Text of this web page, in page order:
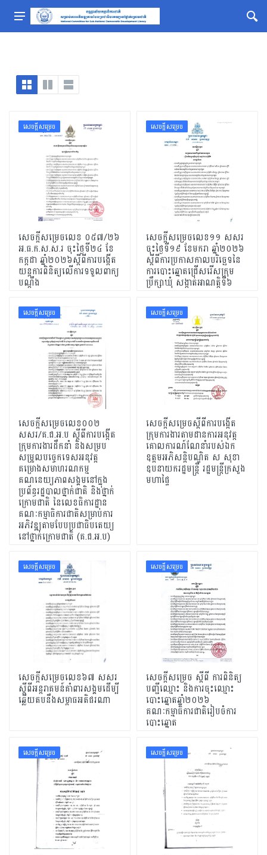
សេចក្ដីសម្រេច
សេចក្ដីសម្រេចលេខ ០៥៧/២៦
អ.ធ.ក.ស.ស.រ ចុះថ្ងៃទី២៤ ខែ
កក្កដា ឆ្នាំ២០២៦ស្ដីពីការបង្កើត
យន្តការពិនិត្យលើការទទួលពាក្យ
បណ្ដឹង
សេចក្ដីសម្រេច
សេចក្តីសម្រេចលេខ១១ សសរ
ចុះថ្ងៃទី១៩ ខែមករា ឆ្នាំ២០២៦
ស្តីពីការប្រកាសកាលបរិច្ឆេទនៃ
ការបោះឆ្នោតជ្រើសរើសក្រុម
ប្រឹក្សាឃុំ សង្កាត់អាណត្តិទី៦
សេចក្ដីសម្រេច
សេចក្តីសម្រេចលេខ០០២
សសរ/គ.ជ.អ.ប ស្តីពីការបង្កើត
ក្រុមការងារដឹកនាំ និងសម្រប
សម្រួលបច្ចេកទេសអនុវត្ត
គម្រោងសមាហរណកម្ម
គណនេយ្យភាពសង្គមនៅក្នុង
ប្រព័ន្ធរដ្ឋបាលថ្នាក់ជាតិ និងថ្នាក់
ក្រោមជាតិ នៃលេខធិការដ្ឋាន
គណៈកម្មាធិការជាតិសម្រាប់ការ
អភិវឌ្ឍតាមបែបប្រជាធិបតេយ្យ
នៅថ្នាក់ក្រោមជាតិ​ (គ.ជ.អ.ប)
សេចក្ដីសម្រេច
សេចក្តីសម្រេចស្តីពីការបង្កើត
ក្រុមការងារតាមដានការអនុវត្ត
គោលការណ៍ណែនាំរបស់ឯក
ឧត្តមអភិសន្តិបណ្ឌិត ស សុខា
ឧបនាយករដ្ឋមន្រ្តី រដ្ឋមន្រ្តីក្រសួង
មហាផ្ទៃ
សេចក្ដីសម្រេច
សេចក្តីសម្រេចលេខ៦៧ សសរ
ស្តីពីអន្តរាគមន៍គាំពារសង្គមដើម្បី
ឆ្លើយតបនឹងសម្តាធអតិផរណា
សេចក្ដីសម្រេច
សេចក្តីសម្រេច ស្តីពី ការពិនិត្យ
បញ្ជីឈ្មោះ និងការចុះឈ្មោះ
បោះឆ្នោតឆ្នាំ២០២៦
គណៈកម្មាធិការជាតិរៀបចំការ
បោះឆ្នោត
សេចក្ដីសម្រេច សេចក្ដីសម្រេច